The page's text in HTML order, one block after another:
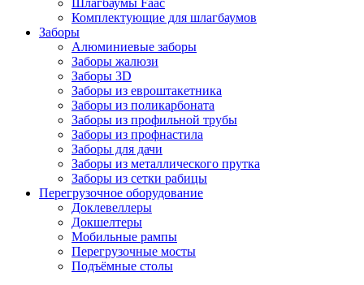
Комплектующие для шлагбаумов
Заборы
Алюминиевые заборы
Заборы жалюзи
Заборы 3D
Заборы из евроштакетника
Заборы из поликарбоната
Заборы из профильной трубы
Заборы из профнастила
Заборы для дачи
Заборы из металлического прутка
Заборы из сетки рабицы
Перегрузочное оборудование
Доклевеллеры
Докшелтеры
Мобильные рампы
Перегрузочные мосты
Подъёмные столы